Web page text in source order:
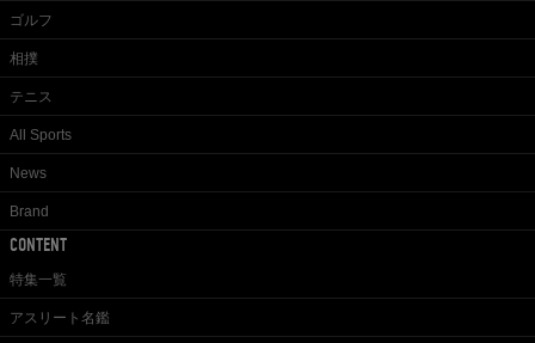
ゴルフ
相撲
テニス
All Sports
News
Brand
CONTENT
特集一覧
アスリート名鑑